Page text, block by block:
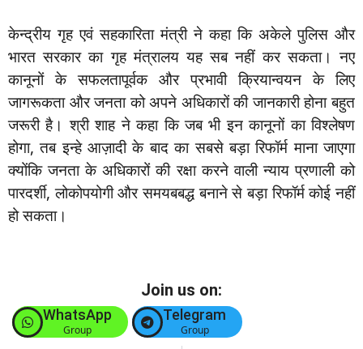
केन्द्रीय गृह एवं सहकारिता मंत्री ने कहा कि अकेले पुलिस और
भारत सरकार का गृह मंत्रालय यह सब नहीं कर सकता। नए
कानूनों के सफलतापूर्वक और प्रभावी क्रियान्वयन के लिए
जागरूकता और जनता को अपने अधिकारों की जानकारी होना बहुत
जरूरी है। श्री शाह ने कहा कि जब भी इन कानूनों का विश्लेषण
होगा, तब इन्हे आज़ादी के बाद का सबसे बड़ा रिफॉर्म माना जाएगा
क्योंकि जनता के अधिकारों की रक्षा करने वाली न्याय प्रणाली को
पारदर्शी, लोकोपयोगी और समयबबद्ध बनाने से बड़ा रिफॉर्म कोई नहीं
हो सकता।
Join us on:
WhatsApp
Group
Telegram
Group